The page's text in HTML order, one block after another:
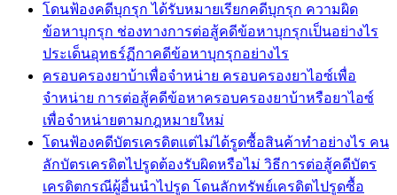
โดนฟ้องคดีบุกรุก ได้รับหมายเรียกคดีบุกรุก ความผิด
ข้อหาบุกรุก ช่องทางการต่อสู้คดีข้อหาบุกรุกเป็นอย่างไร
ประเด็นอุทธร์ฏีกาคดีข้อหาบุกรุกอย่างไร
ครอบครองยาบ้าเพื่อจำหน่าย ครอบครองยาไอซ์เพื่อ
จำหน่าย การต่อสู้คดีข้อหาครอบครองยาบ้าหรือยาไอซ์
เพื่อจำหน่ายตามกฎหมายใหม่
โดนฟ้องคดีบัตรเครดิตแต่ไม่ได้รูดซื้อสินค้าทำอย่างไร คน
ลักบัตรเครดิตไปรูดต้องรับผิดหรือไม่ วิธีการต่อสู้คดีบัตร
เครดิตกรณีผู้อื่นนำไปรูด โดนลักทรัพย์เครดิตไปรูดซื้อ